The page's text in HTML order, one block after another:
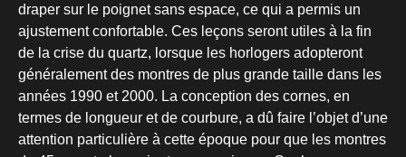
draper sur le poignet sans espace, ce qui a permis un
ajustement confortable. Ces leçons seront utiles à la fin
de la crise du quartz, lorsque les horlogers adopteront
généralement des montres de plus grande taille dans les
années 1990 et 2000. La conception des cornes, en
termes de longueur et de courbure, a dû faire l’objet d’une
attention particulière à cette époque pour que les montres